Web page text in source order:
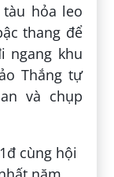
tàu hỏa leo
thang để
ngang khu
Thắng tự
và chụp